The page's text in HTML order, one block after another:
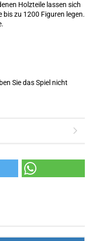
Holzteile lassen sich
zu 1200 Figuren legen.
Sie das Spiel nicht